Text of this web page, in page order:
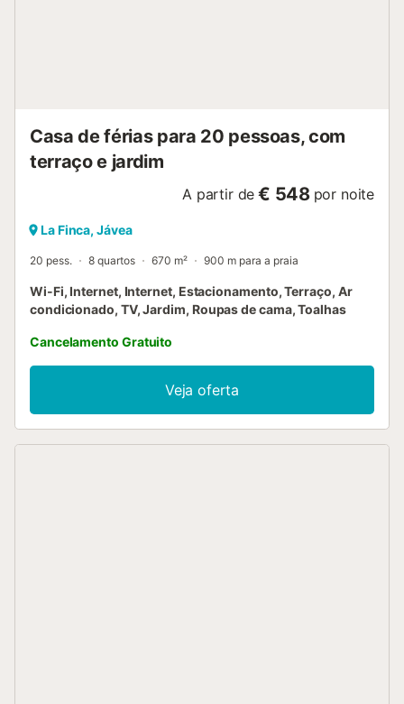
Casa de férias para 20 pessoas, com
terraço e jardim
A partir de € 548 por noite
La Finca, Jávea
20 pess. 8 quartos 670 m² 900 m para a praia
Wi-Fi, Internet, Internet, Estacionamento, Terraço, Ar
condicionado, TV, Jardim, Roupas de cama, Toalhas
Cancelamento Gratuito
Veja oferta